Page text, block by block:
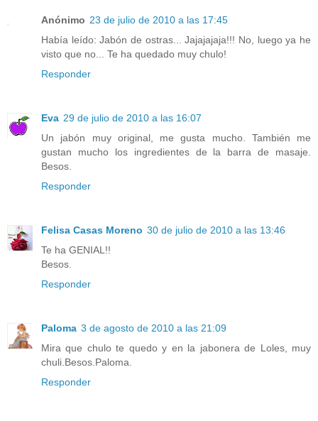
Anónimo 23 de julio de 2010 a las 17:45
Había leído: Jabón de ostras... Jajajajaja!!! No, luego ya he
visto que no... Te ha quedado muy chulo!
Responder
Eva 29 de julio de 2010 a las 16:07
Un jabón muy original, me gusta mucho. También me
gustan mucho los ingredientes de la barra de masaje.
Besos.
Responder
Felisa Casas Moreno 30 de julio de 2010 a las 13:46
Te ha GENIAL!!
Besos.
Responder
Paloma 3 de agosto de 2010 a las 21:09
Mira que chulo te quedo y en la jabonera de Loles, muy
chuli.Besos.Paloma.
Responder